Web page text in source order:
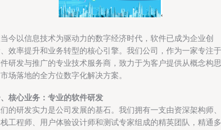
今以信息技术为驱动力的数字经济时代，软件已成为企业创
效率提升和业务转型的核心引擎。我们公司，作为一家专注于
研发与推广的专业技术服务商，致力于为客户提供从概念构思
场落地的全方位数字化解决方案。
核心业务：专业的软件研发
的研发实力是公司发展的基石。我们拥有一支由资深架构师、
工程师、用户体验设计师和测试专家组成的精英团队，精通多